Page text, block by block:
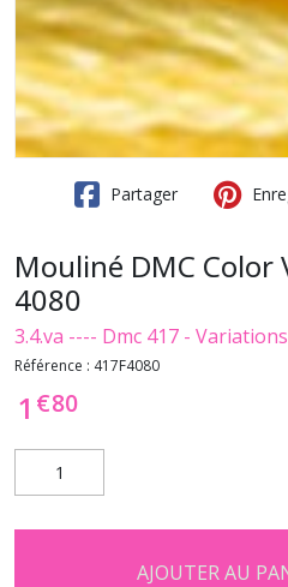
Partager
Mouliné DMC Color
4080
3.4.va ---- Dmc 417 - Variations
Référence : 417F4080
1 €80
AJOUTER AU